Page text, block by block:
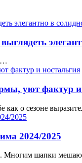
…
уют фактур и
как о сезоне
2024/2025
Многим шапки